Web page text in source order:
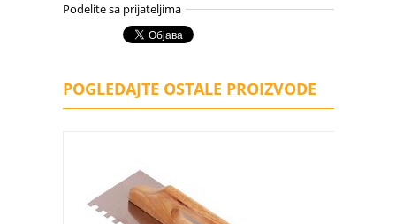
Podelite sa prijateljima
POGLEDAJTE OSTALE PROIZVODE